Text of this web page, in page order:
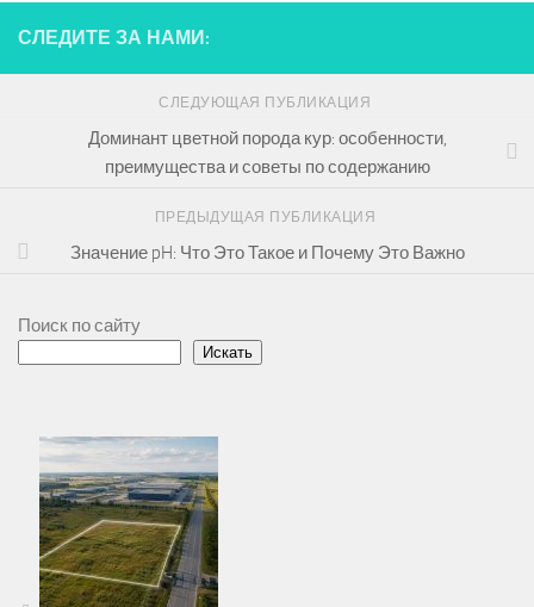
СЛЕДИТЕ ЗА НАМИ:
СЛЕДУЮЩАЯ ПУБЛИКАЦИЯ
Доминант цветной порода кур: особенности,
преимущества и советы по содержанию
ПРЕДЫДУЩАЯ ПУБЛИКАЦИЯ
Значение pH: Что Это Такое и Почему Это Важно
Поиск по сайту
Искать